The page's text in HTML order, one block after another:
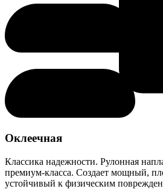
Оклеечная
Классика надежности. Рулонная
премиум-класса. Создает мощный,
устойчивый к физическим